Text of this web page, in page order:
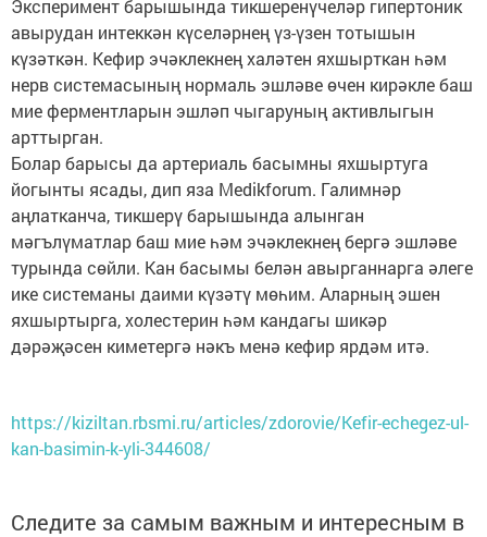
Эксперимент барышында тикшеренүчеләр гипертоник
авырудан интеккән күселәрнең үз-үзен тотышын
күзәткән. Кефир эчәклекнең халәтен яхшырткан һәм
нерв системасының нормаль эшләве өчен кирәкле баш
мие ферментларын эшләп чыгаруның активлыгын
арттырган.
Болар барысы да артериаль басымны яхшыртуга
йогынты ясады, дип яза Medikforum. Галимнәр
аңлатканча, тикшерү барышында алынган
мәгълүматлар баш мие һәм эчәклекнең бергә эшләве
турында сөйли. Кан басымы белән авырганнарга әлеге
ике системаны даими күзәтү мөһим. Аларның эшен
яхшыртырга, холестерин һәм кандагы шикәр
дәрәҗәсен киметергә нәкъ менә кефир ярдәм итә.
https://kiziltan.rbsmi.ru/articles/zdorovie/Kefir-echegez-ul-
kan-basimin-k-yli-344608/
Следите за самым важным и интересным в